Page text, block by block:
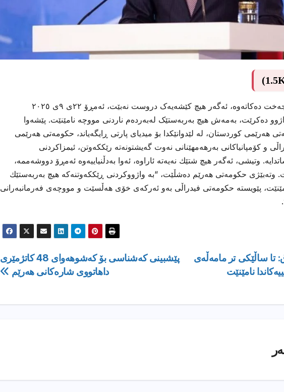
وتەبێژی حکومەتی هەرێم جەخت دەکاتەوە، ئەگەر هیچ کێشەیەک دروست نەبێت، ئەمڕۆ ٢٢ى ٩ى ٢٠٢٥
دەکرێت، بەمەش هیچ بەربەستێک لەبەردەم ناردنی مووچە نامێنێت. پێشەوا
هەرێمی كوردستان، لە لێدوانێكدا بۆ میدیای پارتی ڕایگەیاند، حكومەتی هەرێمی
و كۆمپانیاكانی بەرهەمهێنانی نەوت گەیشتونەتە رێككەوتن، ئیمزاكردنی
وتیشی، ئەگەر هیچ شتێك نەیەتە ئاراوە، ئەوا بەدڵنیاییەوە ئەمڕۆ دووشەممە،
وتەبێژی حكومەتی هەرێم دەشڵێت، “بە واژووكردنی ڕێككەوتنەكە هیچ بەربەستێك
پێویستە حكومەتی فیدراڵی بەو ئەركەی خۆی هەڵسێت و مووچەی فەرمانبەرانی
پێشبینی كەشناسی بۆ كەشوهەوای 48 کاتژمێرى
داهاتووى شارەکانى هەرێم
تا ساڵێکى تر مامەڵەی
نامێنێت